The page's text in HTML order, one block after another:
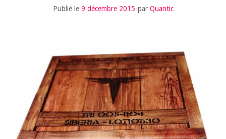
Publié le 9 décembre 2015 par Quantic